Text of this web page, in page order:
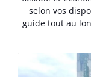
selon vos
guide tout au